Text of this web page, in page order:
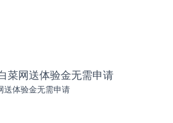
量交付。
菜网送体验金无需申请
送体验金无需申请